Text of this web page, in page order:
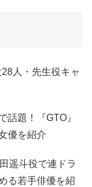
人・先生役キャ
話題！『GTO』
優を紹介
遥斗役で連ドラ
る若手俳優を紹